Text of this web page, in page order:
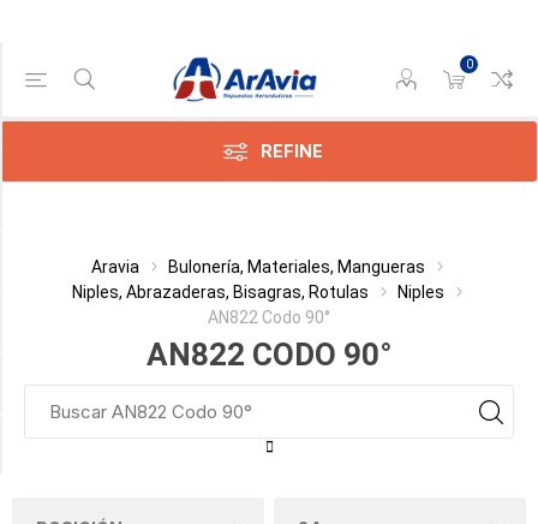
0
REFINE
Aravia
Bulonería, Materiales, Mangueras
Niples, Abrazaderas, Bisagras, Rotulas
Niples
AN822 Codo 90°
AN822 CODO 90°
Gama de precios
Min:$
Categoría
Material